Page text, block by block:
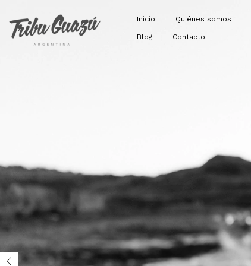
Inicio Quiénes somos
Blog Contacto